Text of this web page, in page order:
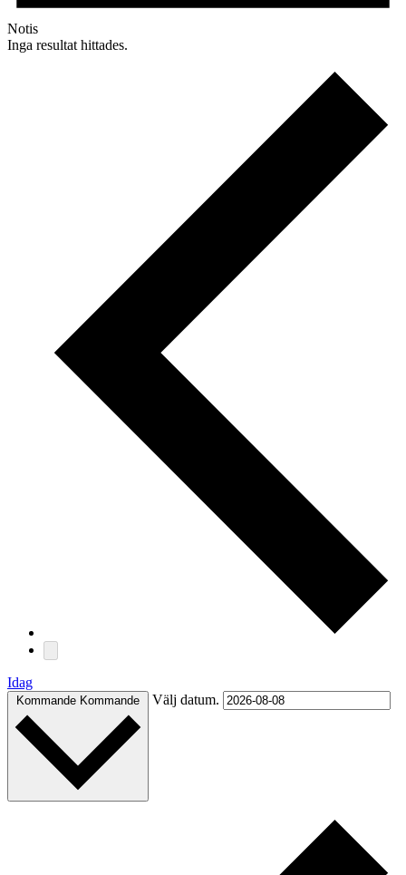
Notis
Inga resultat hittades.
Idag
Kommande Kommande Välj datum.